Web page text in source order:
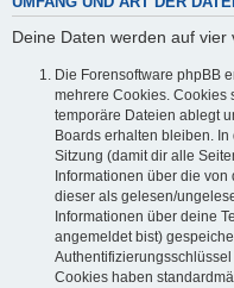
Deine Daten werden auf
Die Forensoftware phpBB
mehrere Cookies. Cookies
temporäre Dateien ablegt
Boards erhalten bleiben.
Sitzung (damit dir alle
Informationen über die
dieser als gelesen/
Informationen über deine
angemeldet bist)
Cookies haben